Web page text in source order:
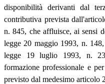
disponibilità derivanti dal
contributiva prevista
n. 845, che affluisce, ai sensi
legge 20 maggio 1993, n.
legge 19 luglio 1993, n.
formazione professionale e
previsto dal medesimo articolo